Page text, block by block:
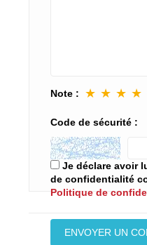
Note : ★ ★ ★ ★
Code de sécurité :
Je déclare avoir
de confidentialité
Politique de